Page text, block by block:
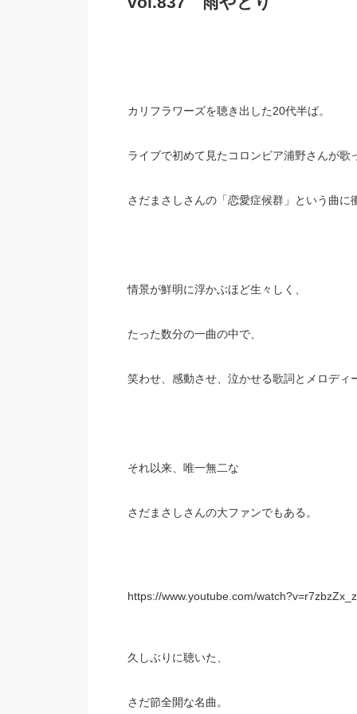
カリフラワーズを聴き出した20代半ば。
ライブで初めて見たコロンビア浦野さんが歌
さだまさしさんの「恋愛症候群」という曲に
情景が鮮明に浮かぶほど生々しく、
たった数分の一曲の中で、
笑わせ、感動させ、泣かせる歌詞とメロディ
それ以来、唯一無二な
さだまさしさんの大ファンでもある。
https://www.youtube.com/
久しぶりに聴いた、
さだ節全開な名曲。